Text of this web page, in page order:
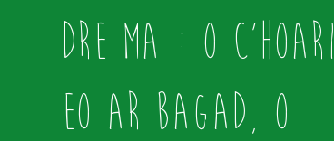
dre ma : o c’hoari
eo ar bagad, o